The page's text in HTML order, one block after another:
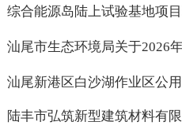
综合能源岛陆上试验基地项
汕尾市生态环境局关于2026
汕尾新港区白沙湖作业区公
陆丰市弘筑新型建筑材料有